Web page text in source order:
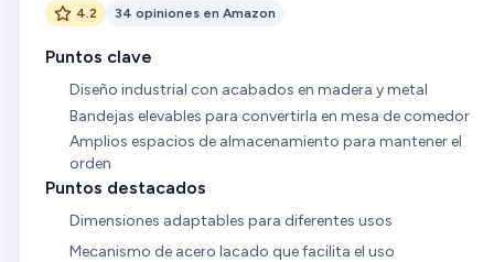
4.2 34 opiniones en Amazon
Puntos clave
Diseño industrial con acabados en madera y metal
Bandejas elevables para convertirla en mesa de comedor
Amplios espacios de almacenamiento para mantener el
orden
Puntos destacados
Dimensiones adaptables para diferentes usos
Mecanismo de acero lacado que facilita el uso